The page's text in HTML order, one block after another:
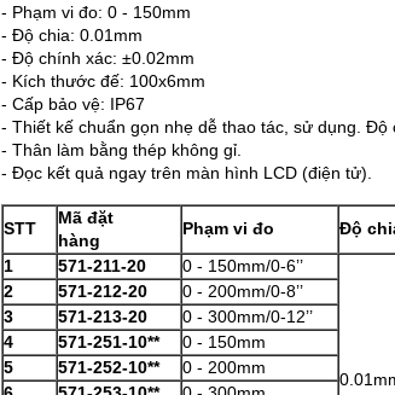
- Phạm vi đo: 0 - 150mm
- Độ chia: 0.01mm
- Độ chính xác: ±0.02mm
- Kích thước đế: 100x6mm
- Cấp bảo vệ: IP67
- Thiết kế chuẩn gọn nhẹ dễ thao tác, sử dụng. Độ
- Thân làm bằng thép không gỉ.
- Đọc kết quả ngay trên màn hình LCD (điện tử).
STT
Mã đặt
hàng
Phạm vi đo Độ
1
571-211-20 0 - 150mm/0-6’’
2 571-212-20
0 - 200mm/0-8’’
3
571-213-20 0 - 300mm/0-12’’
4
571-251-10** 0 - 150mm
5 571-252-10**
0 - 200mm